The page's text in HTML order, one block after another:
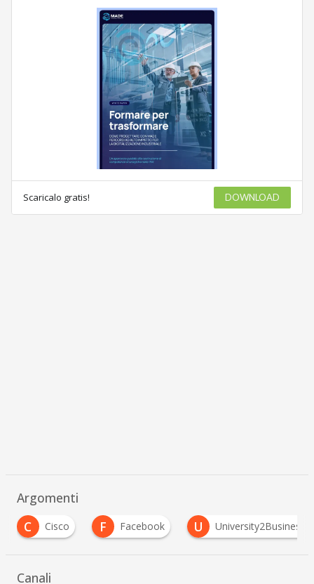
Scaricalo gratis! DOWNLOAD
Argomenti
Cisco Facebook
University2Business
Canali